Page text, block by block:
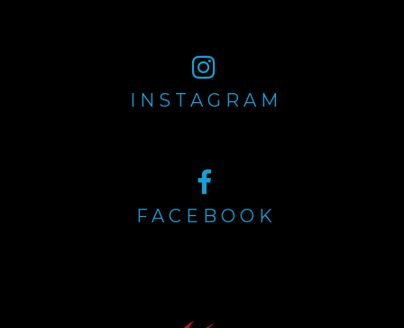
INSTAGRAM
FACEBOOK